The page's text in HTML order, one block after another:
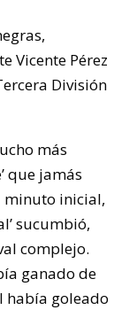
Vicente Pérez
División
más
que jamás
minuto inicial,
sucumbió,
complejo.
ganado de
había goleado